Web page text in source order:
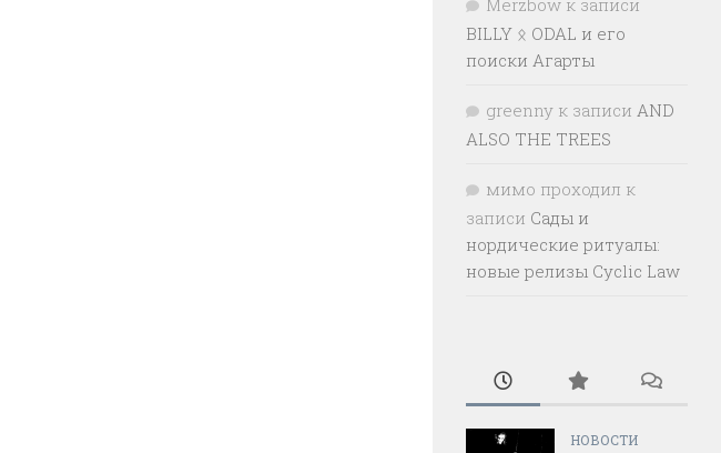
Merzbow к записи
BILLY ᛟ ODAL и его
поиски Агарты
greenny к записи AND
ALSO THE TREES
мимо проходил к
записи Сады и
нордические ритуалы:
новые релизы Cyclic Law
НОВОСТИ